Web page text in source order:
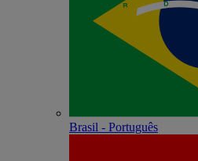
Brasil - Português